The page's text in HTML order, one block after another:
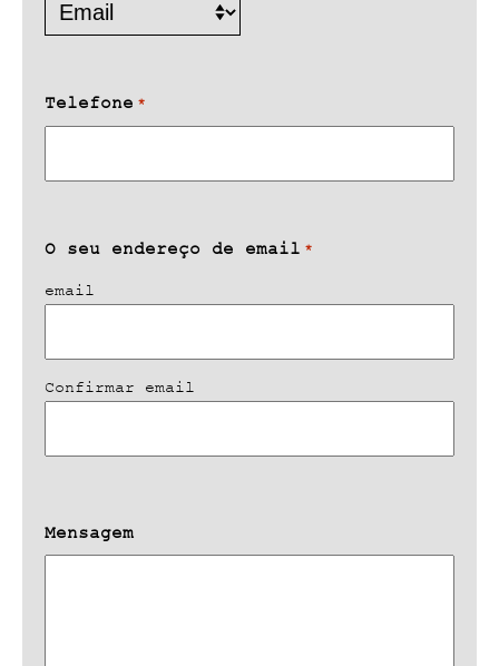
Telefone *
O seu endereço de email *
email
Confirmar email
Mensagem